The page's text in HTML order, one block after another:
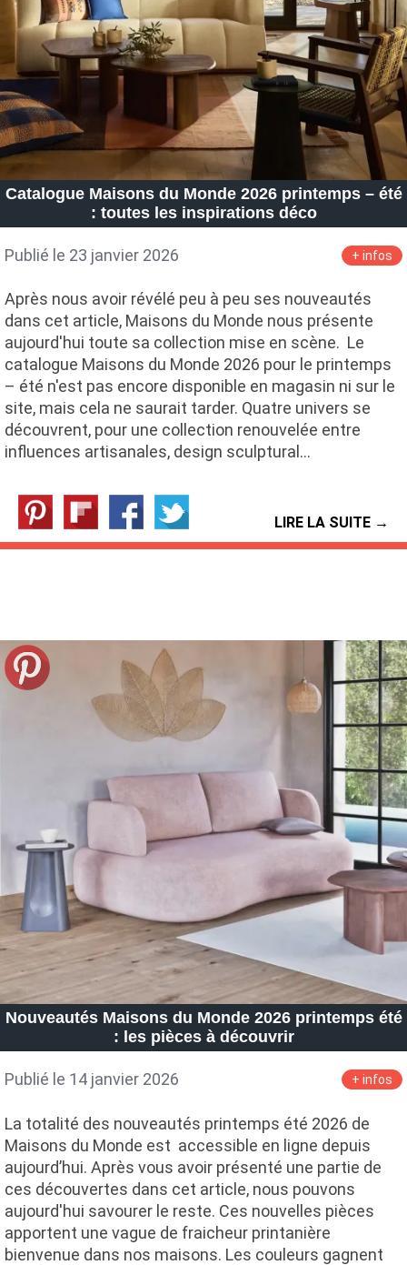
Catalogue Maisons du Monde 2026 printemps – été
: toutes les inspirations déco
Publié le 23 janvier 2026 + infos
Après nous avoir révélé peu à peu ses nouveautés
dans cet article, Maisons du Monde nous présente
aujourd'hui toute sa collection mise en scène. Le
catalogue Maisons du Monde 2026 pour le printemps
– été n'est pas encore disponible en magasin ni sur le
site, mais cela ne saurait tarder. Quatre univers se
découvrent, pour une collection renouvelée entre
influences artisanales, design sculptural…
LIRE LA SUITE →
Nouveautés Maisons du Monde 2026 printemps été
: les pièces à découvrir
Publié le 14 janvier 2026 + infos
La totalité des nouveautés printemps été 2026 de
Maisons du Monde est accessible en ligne depuis
aujourd’hui. Après vous avoir présenté une partie de
ces découvertes dans cet article, nous pouvons
aujourd'hui savourer le reste. Ces nouvelles pièces
apportent une vague de fraicheur printanière
bienvenue dans nos maisons. Les couleurs gagnent